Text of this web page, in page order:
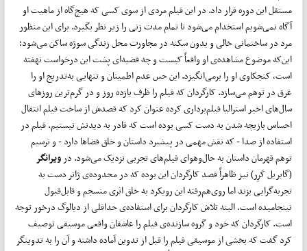
مستقل این دوره قرار داد. در این فیلم مردی از سوی کسی که هیچ‌گاه از ماهیت او
آگاه نمی‌شویم استخدام می‌شود تا تمام مدت زنی را زیر نظر بگیرد. برای این منظور
مرد در ساختمانی خالی و بدون سکنه در مجاورت محل زندگی سوژه ساکن می‌شود؛
این‌که موضوع مشاهده‌ی او واقعاً کیست و چه قضیه‌ای پشت این درخواست نهفته
است، کنجکاوی او را برمی‌انگیزد. این حس عدم اطمینان و تنهایی به‌تدریج او را
غرق در توهم می‌سازد. کارگردان که فیلم را ظرف یازده روز و در گرم‌ترین روزهای
سال‌های اخیر استرالیا فیلم‌برداری کرده عنوان کرد که قصدش از ساخت فیلم انتقال
احساس بازیچه شدن به دست کسی بوده است که قادر به دیدنش نیستیم. فیلم در
استفاده از صدا - که نقش مهمی در پیشبرد داستان و خلق فضاها دارد - و ترسیم
توهم قهرمان داستان به حال‌وهوای فیلم‌های تجربی نزدیک می‌شود. در ویرانگر
(گابریل کَرِر) نیز ظاهراً قصد کارگردان این بوده که در محدوده‌ی ژانر دست به
تجربه‌گرایی بزند اما روی‌هم‌رفته این رویکرد به خلق اثری منسجم و قابل‌قبول
نینجامیده است. البته تلاش کارگردان برای استفاده‌ی حداقلی از دیالوگ درخور توجه
است. کارگردان که خود و گروه سازنده‌ی فیلم را عاشقان واقعی موسیقی توصیف
کرد گفت که بخشی از موسیقی فیلم را قبل از تدوین آماده داشته و آن را به تدوینگر